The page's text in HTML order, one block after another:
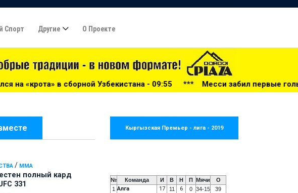
Спорт Другие О Проекте
Узбекистана - 09:55 ***Месси забил первые голы после чемпионата
/ ММА
полный кард
331
Кыргызская Премьер - лига - 2019
№ Команда И В Н П Мячи
О
1 Алга 17 11 6 0 34-15 39